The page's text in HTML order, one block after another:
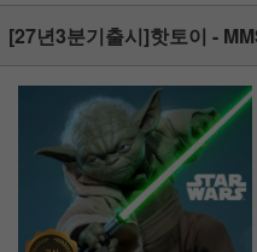
[27년3분기출시]핫토이 -